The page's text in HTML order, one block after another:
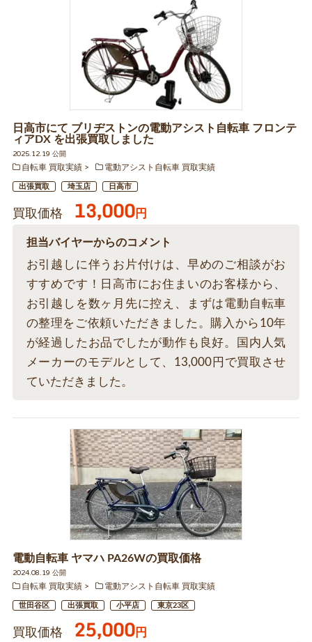
日高市にて ブリヂストンの電動アシスト自転車 フロンテ
ィアDX を出張買取しました
2025.12.19 公開
自転車 買取実績
電動アシスト自転車 買取実績
出張買取 埼玉店 日高市
買取価格 13,000円
担当バイヤーからのコメント
お引越しに伴うお片付けは、早めのご相談がお
すすめです！日高市にお住まいのお客様から、
お引越しを数ヶ月先に控え、まずは電動自転車
の整理をご依頼いただきました。購入から10年
が経過したお品でしたが動作も良好。国内人気
メーカーのモデルとして、13,000円で買取させ
ていただきました。
電動自転車 ヤマハ PA26Wの買取価格
2024.08.19 公開
自転車 買取実績
電動アシスト自転車 買取実績
世田谷区 出張買取 小平店 東京23区
買取価格 25,000円